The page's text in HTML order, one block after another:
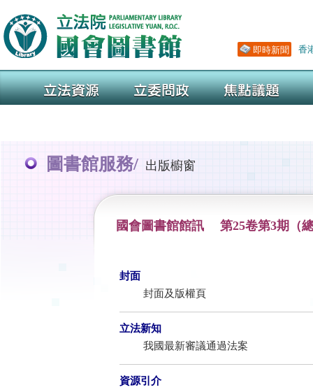
圖書館服務/ 出版櫥窗
國會圖書館館訊 第25卷第3期（
封面
封面及版權頁
立法新知
我國最新審議通過法案
資源引介